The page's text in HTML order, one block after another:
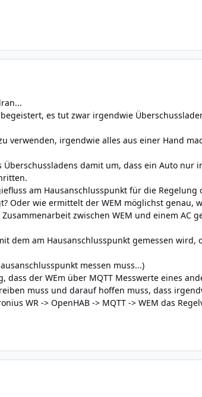
es tut zwar irgendwie
verwenden, irgendwie alles aus einer Hand
damit um, dass ein Auto nur
am Hausanschlusspunkt für die
Oder wie ermittelt der WEM möglichst genau,
zwischen WEM und einem AC
dem am Hausanschlusspunkt gemessen wird,
messen muss...)
dass der WEm über MQTT Messwerte eines
muss und darauf hoffen muss, dass
WR -> OpenHAB -> MQTT -> WEM das